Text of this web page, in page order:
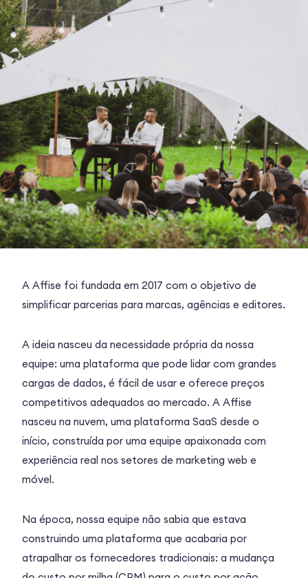
A Affise foi fundada em 2017 com o objetivo de
simplificar parcerias para marcas, agências e editores.
A ideia nasceu da necessidade própria da nossa
equipe: uma plataforma que pode lidar com grandes
cargas de dados, é fácil de usar e oferece preços
competitivos adequados ao mercado. A Affise
nasceu na nuvem, uma plataforma SaaS desde o
início, construída por uma equipe apaixonada com
experiência real nos setores de marketing web e
móvel.
Na época, nossa equipe não sabia que estava
construindo uma plataforma que acabaria por
atrapalhar os fornecedores tradicionais: a mudança